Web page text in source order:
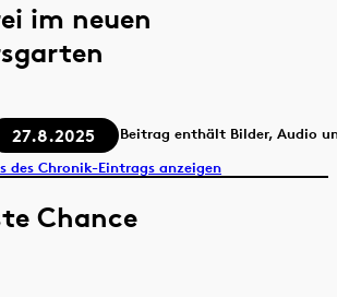
im neuen
27.8.2025
Beitrag enthält Bilder, Audio
des Chronik-Eintrags anzeigen
Chance